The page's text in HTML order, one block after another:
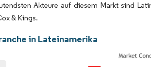
Akteure auf diesem Markt sind
& Kings.
in Lateinamerika